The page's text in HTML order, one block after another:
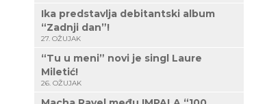
Ika predstavlja debitantski album
“Zadnji dan”!
27. OŽUJAK
“Tu u meni” novi je singl Laure
Miletić!
26. OŽUJAK